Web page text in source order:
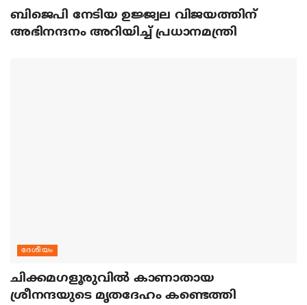
ബിജെപി നേടിയ ഉജ്ജ്വല വിജയത്തിന്
അഭിനന്ദനം അറിയിച്ച് പ്രധാനമന്ത്രി
ദേശീയം
ചിക്കമഗളൂരുവില്‍ കാണാതായ
ശ്രീനന്ദയുടെ മൃതദേഹം കണ്ടെത്തി